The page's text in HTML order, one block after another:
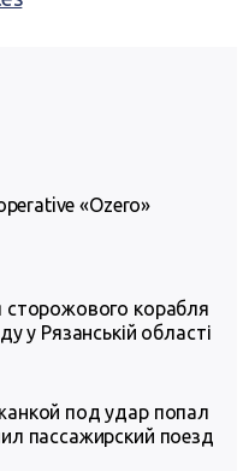
«Ozero»
сторожового корабля
у Рязанській області
под удар попал
пассажирский поезд